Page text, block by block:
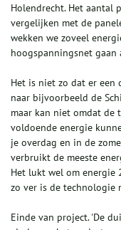
Holendrecht. Het aantal
vergelijken met de
wekken we zoveel
hoogspanningsnet gaan
Het is niet zo dat er een
naar bijvoorbeeld de
maar kan niet omdat de
voldoende energie
je overdag en in de
verbruikt de meeste
Het lukt wel om energie
zo ver is de technologie
Einde van project. 'De